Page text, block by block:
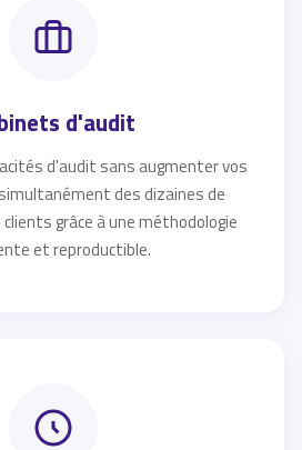
d'audit
d'audit sans augmenter vos
des dizaines de
grâce à une méthodologie
et reproductible.